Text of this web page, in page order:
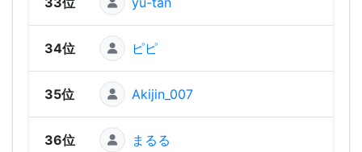
34位 ピピ
35位 Akijin_007
36位 まるる